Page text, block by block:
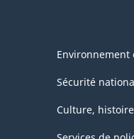
Environnement
Sécurité
Culture,